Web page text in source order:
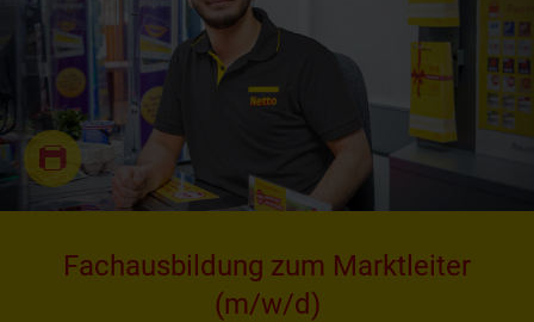
Fachausbildung zum Marktleiter
(m/w/d)